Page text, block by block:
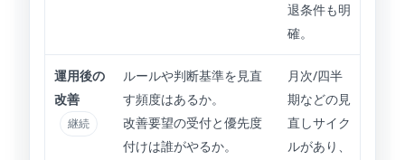
退条件も明
確。
運用後の
改善
継続
ルールや判断基準を見直
す頻度はあるか。
改善要望の受付と優先度
付けは誰がやるか。
月次/四半
期などの見
直しサイク
ルがあり、